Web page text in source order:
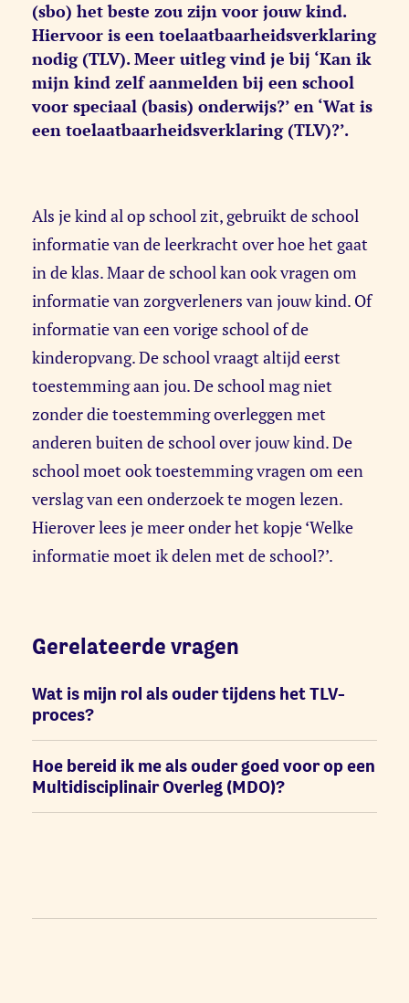
(sbo) het beste zou zijn voor jouw kind.
Hiervoor is een toelaatbaarheidsverklaring
nodig (TLV). Meer uitleg vind je bij ‘Kan ik
mijn kind zelf aanmelden bij een school
voor speciaal (basis) onderwijs?’ en ‘Wat is
een toelaatbaarheidsverklaring (TLV)?’.
Als je kind al op school zit, gebruikt de school
informatie van de leerkracht over hoe het gaat
in de klas. Maar de school kan ook vragen om
informatie van zorgverleners van jouw kind. Of
informatie van een vorige school of de
kinderopvang. De school vraagt altijd eerst
toestemming aan jou. De school mag niet
zonder die toestemming overleggen met
anderen buiten de school over jouw kind. De
school moet ook toestemming vragen om een
verslag van een onderzoek te mogen lezen.
Hierover lees je meer onder het kopje ‘Welke
informatie moet ik delen met de school?’.
Gerelateerde vragen
Wat is mijn rol als ouder tijdens het TLV-
proces?
Hoe bereid ik me als ouder goed voor op een
Multidisciplinair Overleg (MDO)?